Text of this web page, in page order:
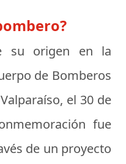
su origen en la
de Bomberos
el 30 de
fue
de un proyecto